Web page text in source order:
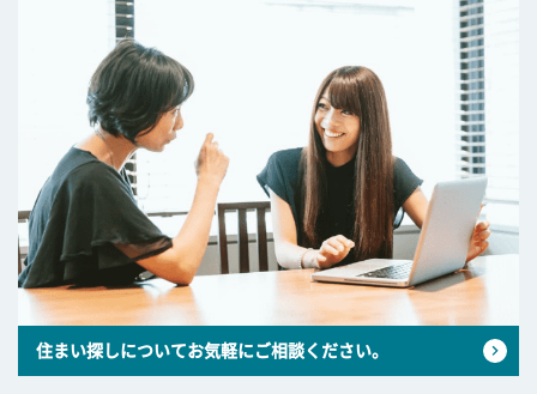
住まい探しについてお気軽にご相談ください。